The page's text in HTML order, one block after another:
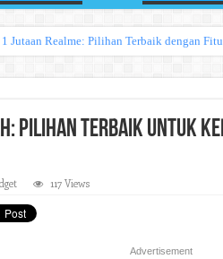
1 Jutaan Realme: Pilihan Terbaik dengan
Pilihan Terbaik untuk
117 Views
Advertisement